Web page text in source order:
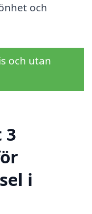
och
och utan
3
i